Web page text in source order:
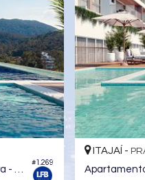
#1.266
ITAJAÍ -